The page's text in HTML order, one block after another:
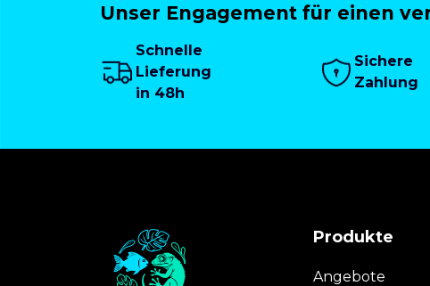
Unser Engagement für einen
Schnelle
Lieferung
in 48h
Sichere
Zahlung
Produkte
Angebote